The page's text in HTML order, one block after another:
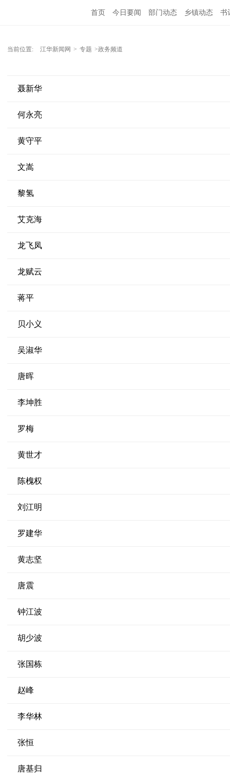
首页 今日要闻 部门动态 乡镇动态 书
当前位置: 江华新闻网 > 专题 >政务频道
聂新华
何永亮
黄守平
文嵩
黎氢
艾克海
龙飞凤
龙赋云
蒋平
贝小义
吴淑华
唐晖
李坤胜
罗梅
黄世才
陈槐权
刘江明
罗建华
黄志坚
唐震
钟江波
胡少波
张国栋
赵峰
李华林
张恒
唐基归